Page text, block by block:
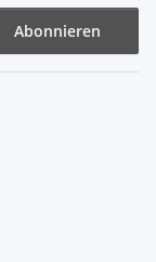
Abonnieren